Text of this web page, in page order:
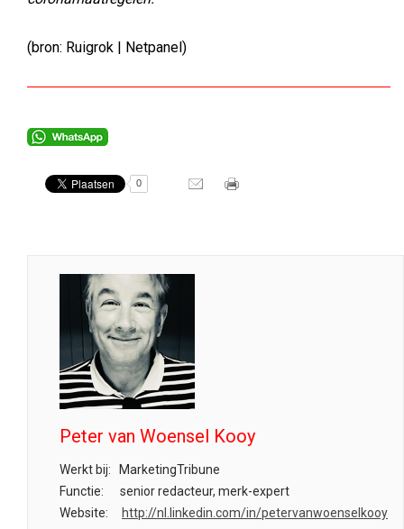
(bron: Ruigrok | Netpanel)
0
Peter van Woensel Kooy
Werkt bij:
MarketingTribune
Functie:
senior redacteur, merk-expert
Website:
http://nl.linkedin.com/in/petervanwoenselkooy